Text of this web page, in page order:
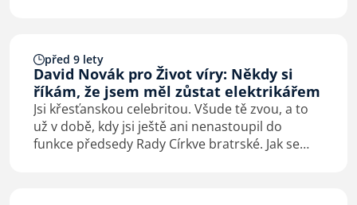
před 9 lety
David Novák pro Život víry: Někdy si
říkám, že jsem měl zůstat elektrikářem
Jsi křesťanskou celebritou. Všude tě zvou, a to
už v době, kdy jsi ještě ani nenastoupil do
funkce předsedy Rady Církve bratrské. Jak se